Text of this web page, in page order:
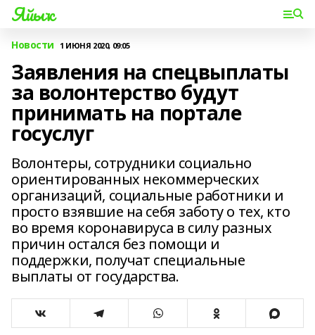
Яйыҡ
Новости 1 ИЮНЯ 2020, 09:05
Заявления на спецвыплаты
за волонтерство будут
принимать на портале
госуслуг
Волонтеры, сотрудники социально
ориентированных некоммерческих
организаций, социальные работники и
просто взявшие на себя заботу о тех, кто
во время коронавируса в силу разных
причин остался без помощи и
поддержки, получат специальные
выплаты от государства.